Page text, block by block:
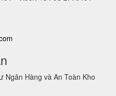
Ngân Hàng và An Toàn Kho